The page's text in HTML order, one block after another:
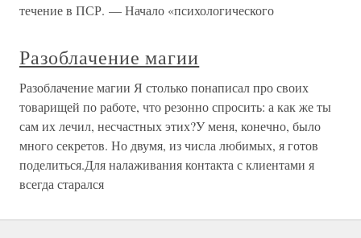
течение в ПСР. — Начало «психологического
Разоблачение магии
Разоблачение магии Я столько понаписал про своих
товарищей по работе, что резонно спросить: а как же ты
сам их лечил, несчастных этих?У меня, конечно, было
много секретов. Но двумя, из числа любимых, я готов
поделиться.Для налаживания контакта с клиентами я
всегда старался